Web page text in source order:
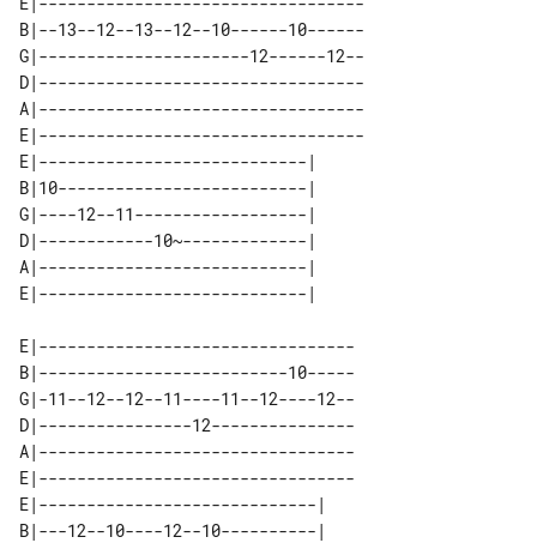
B|--13--12--13--12--10------10------
G|----------------------12------12--
D|----------------------------------
A|----------------------------------
E|----------------------------------
E|----------------------------|
B|10--------------------------|
G|----12--11------------------|
D|------------10~-------------|
A|----------------------------|
E|---------------------------------
B|--------------------------10-----
G|-11--12--12--11----11--12----12--
D|----------------12---------------
A|---------------------------------
E|---------------------------------
E|-----------------------------|
B|---12--10----12--10----------|